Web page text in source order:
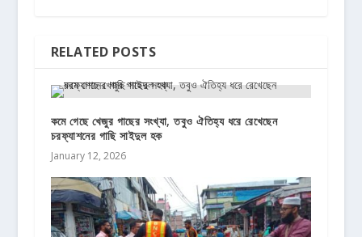
RELATED POSTS
কমে গেছে খেজুর গাছের সংখ্যা, তবুও ঐতিহ্য ধরে রেখেছেন
চরফ্যাশনের গাছি সাইদুল হক
January 12, 2026